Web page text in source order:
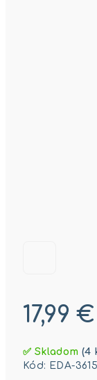
17,99 €
cena:
✅ Skladom(4
Kód: EDA-